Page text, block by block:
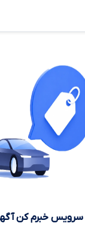
سرویس خبرم کن آگهی